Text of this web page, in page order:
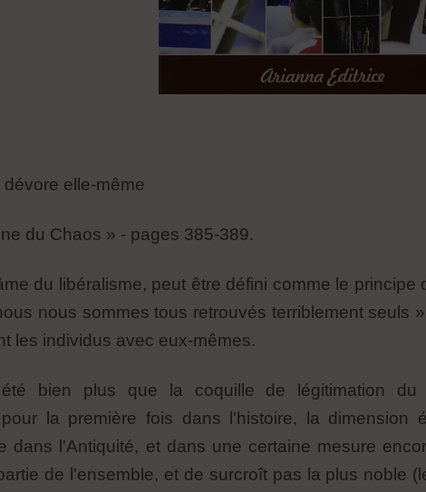
elle-même
du Chaos » - pages 385-389.
du libéralisme, peut être défini comme le
nous sommes tous retrouvés terriblement seuls
les individus avec eux-mêmes.
bien plus que la coquille de légitimation du
la première fois dans l'histoire, la
dans l'Antiquité, et dans une certaine mesure
de l'ensemble, et de surcroît pas la plus noble